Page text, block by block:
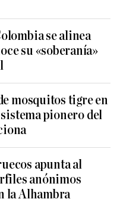
se alinea
su «soberanía»
mosquitos tigre en
pionero del
apunta al
anónimos
la Alhambra